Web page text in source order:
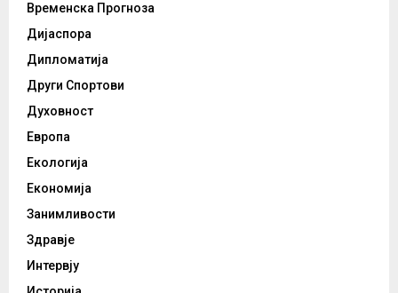
Временска Прогноза
Дијаспора
Дипломатија
Други Спортови
Духовност
Европа
Екологија
Економија
Занимливости
Здравје
Интервју